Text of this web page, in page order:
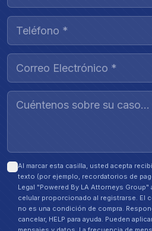
Al marcar esta casilla, usted acepta
texto (por ejemplo, recordatorios de
Legal "Powered By LA Attorneys Group"
celular proporcionado al registrarse. El
no es una condición de compra.
cancelar, HELP para ayuda. Pueden